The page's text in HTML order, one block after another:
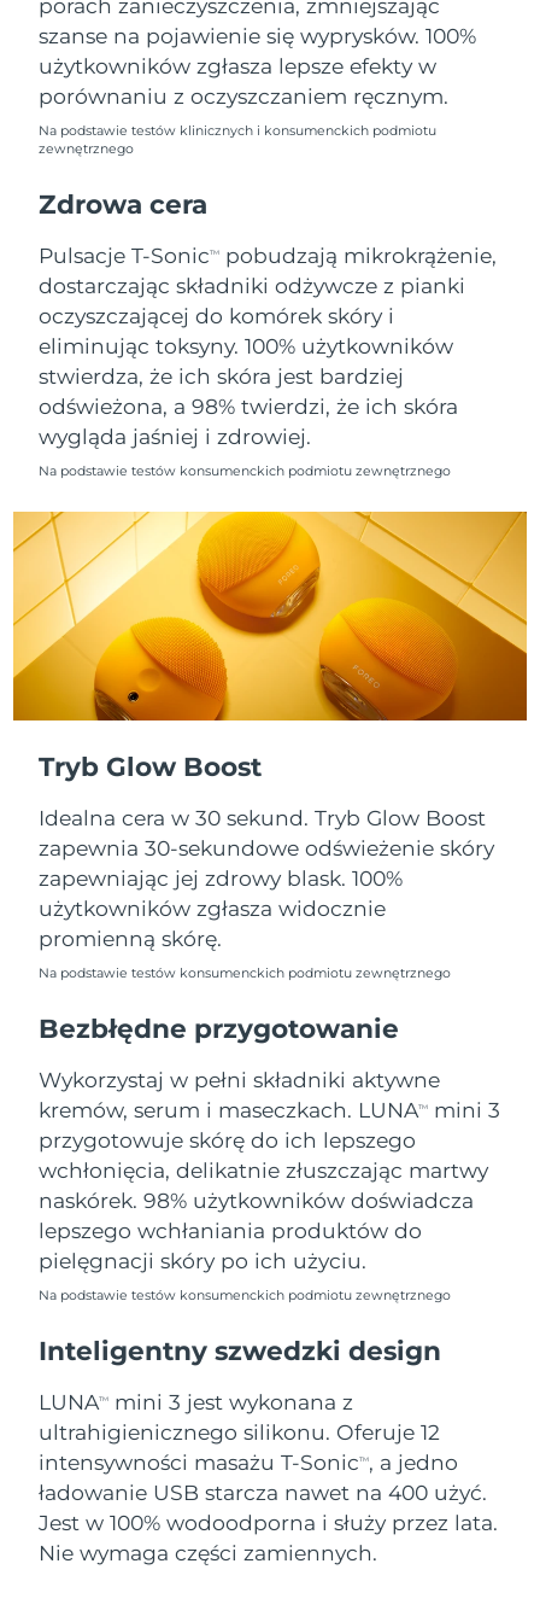
porach zanieczyszczenia, zmniejszając
szanse na pojawienie się wyprysków. 100%
użytkowników zgłasza lepsze efekty w
porównaniu z oczyszczaniem ręcznym.
Na podstawie testów klinicznych i konsumenckich podmiotu
zewnętrznego
Zdrowa cera
Pulsacje T-SonicTM
pobudzają mikrokrążenie,
dostarczając składniki odżywcze z pianki
oczyszczającej do komórek skóry i
eliminując toksyny. 100% użytkowników
stwierdza, że ich skóra jest bardziej
odświeżona, a 98% twierdzi, że ich skóra
wygląda jaśniej i zdrowiej.
Na podstawie testów konsumenckich podmiotu zewnętrznego
Tryb Glow Boost
Idealna cera w 30 sekund. Tryb Glow Boost
zapewnia 30-sekundowe odświeżenie skóry
zapewniając jej zdrowy blask. 100%
użytkowników zgłasza widocznie
promienną skórę.
Na podstawie testów konsumenckich podmiotu zewnętrznego
Bezbłędne przygotowanie
Wykorzystaj w pełni składniki aktywne
kremów, serum i maseczkach. LUNATM
mini 3
przygotowuje skórę do ich lepszego
wchłonięcia, delikatnie złuszczając martwy
naskórek. 98% użytkowników doświadcza
lepszego wchłaniania produktów do
pielęgnacji skóry po ich użyciu.
Na podstawie testów konsumenckich podmiotu zewnętrznego
Inteligentny szwedzki design
LUNATM
mini 3 jest wykonana z
ultrahigienicznego silikonu. Oferuje 12
intensywności masażu T-SonicTM, a jedno
ładowanie USB starcza nawet na 400 użyć.
Jest w 100% wodoodporna i służy przez lata.
Nie wymaga części zamiennych.
Holandia
Oczekiwany czas dostawy
Nowa Zelandia
Oczekiwany czas dostawy
Norwegia
Oman
Oczekiwany czas dostawy
8/11/26
Filipiny
Oczekiwany czas dostawy
8/11/26
Polska
Oczekiwany czas dostawy
Oczekiwany czas dostawy
Portoryko
Oczekiwany czas dostawy
8/10/26
Katar
Oczekiwany czas dostawy
8/9/26
Reunion
Oczekiwany czas dostawy
8/13/26
Rumunia
Rosja
Oczekiwany czas dostawy
8/16/26
Arabia Saudyjska
Oczekiwany czas dostawy
Słowacja
Słowenia
Oczekiwany czas dostawy
Republika
Południowej Afryki
Oczekiwany czas dostawy
Korea Południowa
Oczekiwany czas dostawy
Hiszpania
Oczekiwany czas dostawy
Szwecja
Oczekiwany czas dostawy
8/8/26
Szwajcaria
Oczekiwany czas dostawy
8/8/26